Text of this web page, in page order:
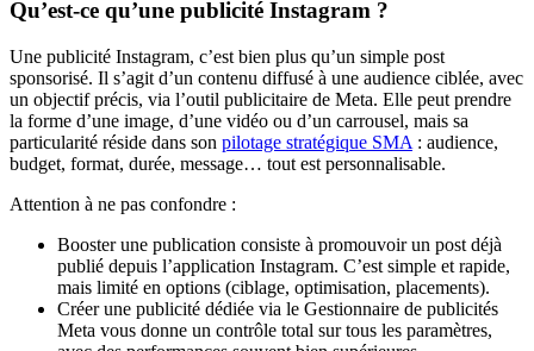
Qu’est-ce qu’une publicité Instagram ?
Une publicité Instagram, c’est bien plus qu’un simple post
sponsorisé. Il s’agit d’un contenu diffusé à une audience ciblée, avec
un objectif précis, via l’outil publicitaire de Meta. Elle peut prendre
la forme d’une image, d’une vidéo ou d’un carrousel, mais sa
particularité réside dans son pilotage stratégique SMA : audience,
budget, format, durée, message… tout est personnalisable.
Attention à ne pas confondre :
Booster une publication consiste à promouvoir un post déjà
publié depuis l’application Instagram. C’est simple et rapide,
mais limité en options (ciblage, optimisation, placements).
Créer une publicité dédiée via le Gestionnaire de publicités
Meta vous donne un contrôle total sur tous les paramètres,